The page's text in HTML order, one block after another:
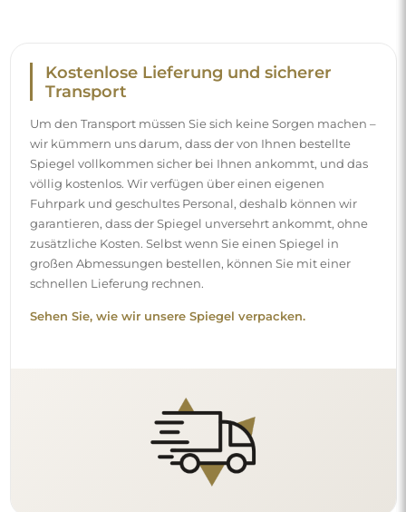
Kostenlose Lieferung und sicherer
Transport
Um den Transport müssen Sie sich keine Sorgen machen –
wir kümmern uns darum, dass der von Ihnen bestellte
Spiegel vollkommen sicher bei Ihnen ankommt, und das
völlig kostenlos. Wir verfügen über einen eigenen
Fuhrpark und geschultes Personal, deshalb können wir
garantieren, dass der Spiegel unversehrt ankommt, ohne
zusätzliche Kosten. Selbst wenn Sie einen Spiegel in
großen Abmessungen bestellen, können Sie mit einer
schnellen Lieferung rechnen.
Sehen Sie, wie wir unsere Spiegel verpacken.